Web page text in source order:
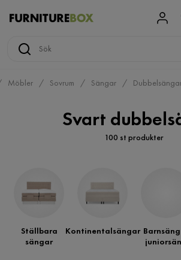
Möbler Sovrum Sängar
Svart
100 st produkter
Ställbara
sängar
Kontinentalsängar